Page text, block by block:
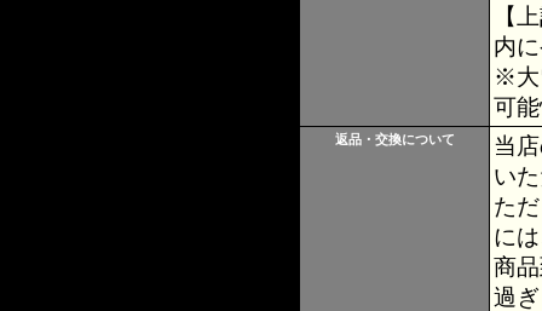
【
内
※大
可
返品・交換について
当
い
た
に
商
過